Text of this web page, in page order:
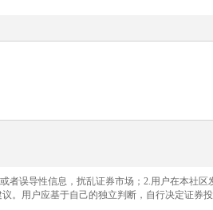
者误导性信息，扰乱证券市场；2.用户在本社区
。用户应基于自己的独立判断，自行决定证券投